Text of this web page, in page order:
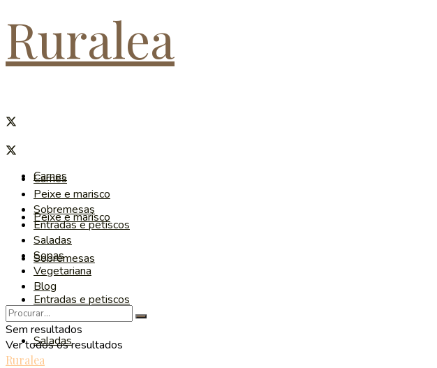
Ruralea
Carnes
Peixe e marisco
Sobremesas
Entradas e petiscos
Saladas
Carnes
Peixe e marisco
Sobremesas
Entradas e petiscos
Saladas
Sopas
Vegetariana
Blog
Sem resultados
Ver todos os resultados
Ruralea